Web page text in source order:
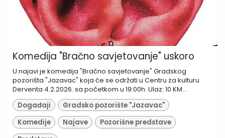
Komedija "Bračno savjetovanje" uskoro
U najavi je komedija "Bračno savjetovanje" Gradskog
pozorišta "Jazavac" koja će se održati u Centru za kulturu
Derventa 4.2.2026. sa početkom u 19:00h. Ulaz: 10 KM...
Događaji
Gradsko pozorište "Jazavac"
Komedije
Najave
Pozorišne predstave